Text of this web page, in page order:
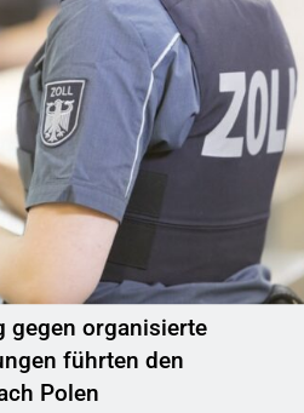
gegen organisierte
führten den
Polen